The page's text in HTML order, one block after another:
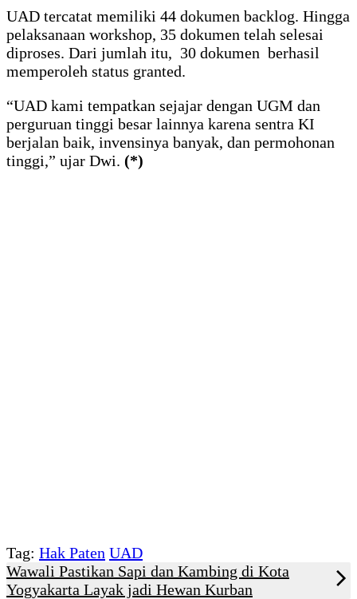
UAD tercatat memiliki 44 dokumen backlog. Hingga
pelaksanaan workshop, 35 dokumen telah selesai
diproses. Dari jumlah itu, 30 dokumen berhasil
memperoleh status granted.
“UAD kami tempatkan sejajar dengan UGM dan
perguruan tinggi besar lainnya karena sentra KI
berjalan baik, invensinya banyak, dan permohonan
tinggi,” ujar Dwi. (*)
Tag: Hak Paten UAD
Wawali Pastikan Sapi dan Kambing di Kota
Yogyakarta Layak jadi Hewan Kurban